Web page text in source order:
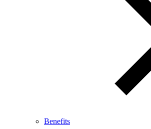
Benefits